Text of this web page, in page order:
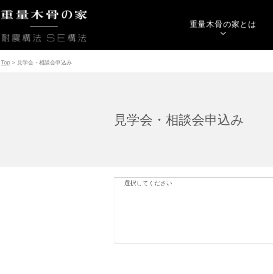
重量木骨の家とは
Top > 見学会・相談会申込み
見学会・相談会申込み
選択してください